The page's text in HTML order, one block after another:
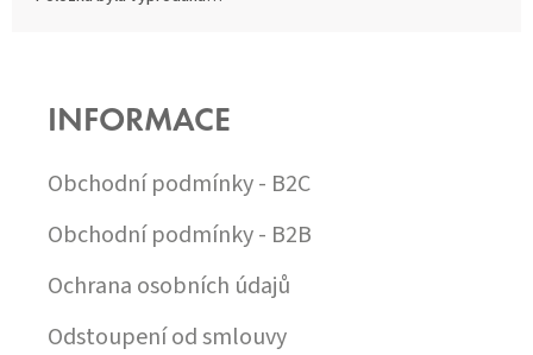
INFORMACE
Obchodní podmínky - B2C
Obchodní podmínky - B2B
Ochrana osobních údajů
Odstoupení od smlouvy